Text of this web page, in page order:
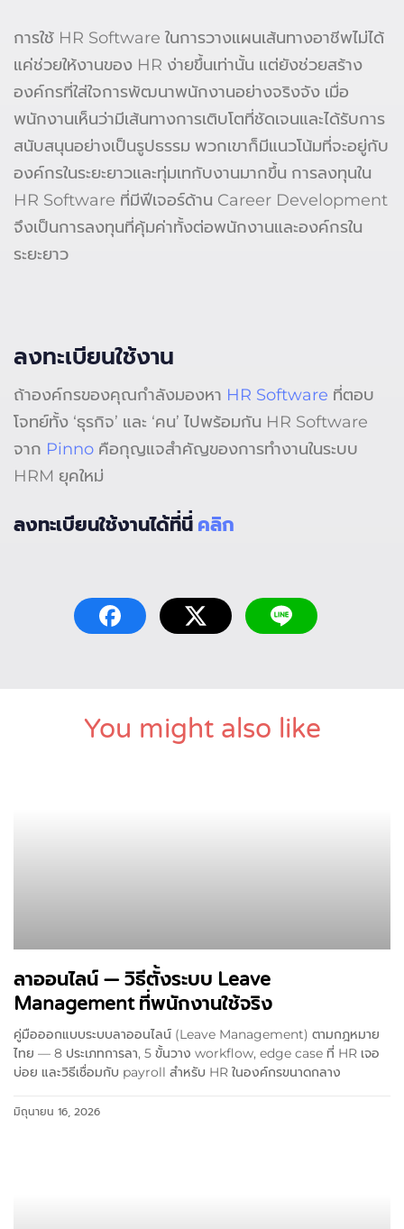
การใช้ HR Software ในการวางแผนเส้นทางอาชีพไม่ได้
แค่ช่วยให้งานของ HR ง่ายขึ้นเท่านั้น แต่ยังช่วยสร้าง
องค์กรที่ใส่ใจการพัฒนาพนักงานอย่างจริงจัง เมื่อ
พนักงานเห็นว่ามีเส้นทางการเติบโตที่ชัดเจนและได้รับการ
สนับสนุนอย่างเป็นรูปธรรม พวกเขาก็มีแนวโน้มที่จะอยู่กับ
องค์กรในระยะยาวและทุ่มเทกับงานมากขึ้น การลงทุนใน
HR Software ที่มีฟีเจอร์ด้าน Career Development
จึงเป็นการลงทุนที่คุ้มค่าทั้งต่อพนักงานและองค์กรใน
ระยะยาว
ลงทะเบียนใช้งาน
ถ้าองค์กรของคุณกำลังมองหา HR Software ที่ตอบ
โจทย์ทั้ง ‘ธุรกิจ’ และ ‘คน’ ไปพร้อมกัน HR Software
จาก Pinno คือกุญแจสำคัญของการทำงานในระบบ
HRM ยุคใหม่
ลงทะเบียนใช้งานได้ที่นี่ คลิก
You might also like
ลาออนไลน์ — วิธีตั้งระบบ Leave
Management ที่พนักงานใช้จริง
คู่มือออกแบบระบบลาออนไลน์ (Leave Management) ตามกฎหมาย
ไทย — 8 ประเภทการลา, 5 ขั้นวาง workflow, edge case ที่ HR เจอ
บ่อย และวิธีเชื่อมกับ payroll สำหรับ HR ในองค์กรขนาดกลาง
มิถุนายน 16, 2026